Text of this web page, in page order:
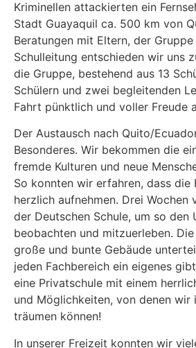
Kriminellen attackierten ein
Stadt Guayaquil ca. 500 km von
Beratungen mit Eltern, der
Schulleitung entschieden wir uns
die Gruppe, bestehend aus 13
Schülern und zwei begleitenden
Fahrt pünktlich und voller Freude
Der Austausch nach Quito/
Besonderes. Wir bekommen die
fremde Kulturen und neue
So konnten wir erfahren, dass die
herzlich aufnehmen. Drei Wochen
der Deutschen Schule, um so den
beobachten und mitzuerleben.
große und bunte Gebäude
jeden Fachbereich ein eigenes
eine Privatschule mit einem
und Möglichkeiten, von denen wir
träumen können!
In unserer Freizeit konnten wir